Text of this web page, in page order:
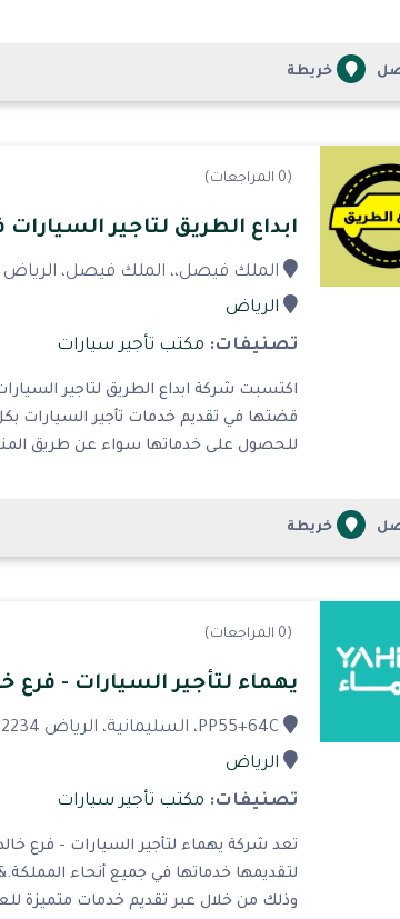
خريطة
(0 المراجعات)
ابداع الطريق لتاجير
الملك فيصل،، الملك فيصل، الرياض
الرياض
تصنيفات: مكتب تأجير سيارات
اكتسبت شركة ابداع الطريق لتاجير
للحصول على خدماتها سواء عن طريق
خريطة
(0 المراجعات)
يهماء لتأجير السيارات - فرع
الرياض
تصنيفات: مكتب تأجير سيارات
تعد شركة يهماء لتأجير السيارات - فرع
وذلك من خلال عبر تقديم خدمات متميزة